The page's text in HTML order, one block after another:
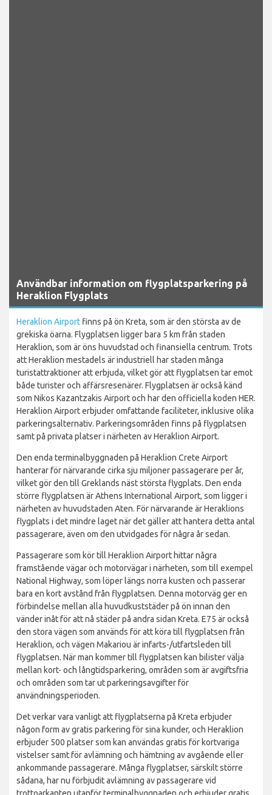
Användbar information om flygplatsparkering på
Heraklion Flygplats
Heraklion Airport finns på ön Kreta, som är den största av de
grekiska öarna. Flygplatsen ligger bara 5 km från staden
Heraklion, som är öns huvudstad och finansiella centrum. Trots
att Heraklion mestadels är industriell har staden många
turistattraktioner att erbjuda, vilket gör att flygplatsen tar emot
både turister och affärsresenärer. Flygplatsen är också känd
som Nikos Kazantzakis Airport och har den officiella koden HER.
Heraklion Airport erbjuder omfattande faciliteter, inklusive olika
parkeringsalternativ. Parkeringsområden finns på flygplatsen
samt på privata platser i närheten av Heraklion Airport.
Den enda terminalbyggnaden på Heraklion Crete Airport
hanterar för närvarande cirka sju miljoner passagerare per år,
vilket gör den till Greklands näst största flygplats. Den enda
större flygplatsen är Athens International Airport, som ligger i
närheten av huvudstaden Aten. För närvarande är Heraklions
flygplats i det mindre laget när det gäller att hantera detta antal
passagerare, även om den utvidgades för några år sedan.
Passagerare som kör till Heraklion Airport hittar några
framstående vägar och motorvägar i närheten, som till exempel
National Highway, som löper längs norra kusten och passerar
bara en kort avstånd från flygplatsen. Denna motorväg ger en
förbindelse mellan alla huvudkuststäder på ön innan den
vänder inåt för att nå städer på andra sidan Kreta. E75 är också
den stora vägen som används för att köra till flygplatsen från
Heraklion, och vägen Makariou är infarts-/utfartsleden till
flygplatsen. När man kommer till flygplatsen kan bilister välja
mellan kort- och långtidsparkering, områden som är avgiftsfria
och områden som tar ut parkeringsavgifter för
användningsperioden.
Det verkar vara vanligt att flygplatserna på Kreta erbjuder
någon form av gratis parkering för sina kunder, och Heraklion
erbjuder 500 platser som kan användas gratis för kortvariga
vistelser samt för avlämning och hämtning av avgående eller
ankommande passagerare. Många flygplatser, särskilt större
sådana, har nu förbjudit avlämning av passagerare vid